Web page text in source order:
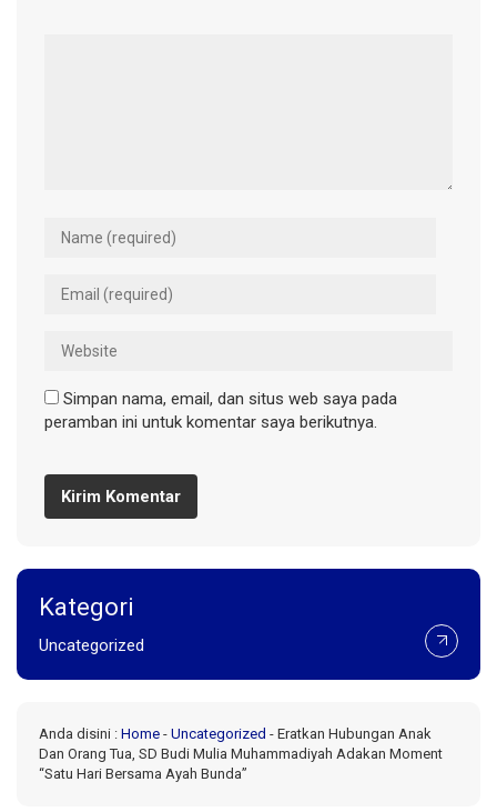
Simpan nama, email, dan situs web saya pada
peramban ini untuk komentar saya berikutnya.
Kategori
Uncategorized
Anda disini : Home - Uncategorized - Eratkan Hubungan Anak
Dan Orang Tua, SD Budi Mulia Muhammadiyah Adakan Moment
“Satu Hari Bersama Ayah Bunda”